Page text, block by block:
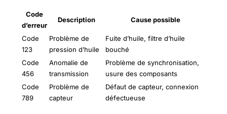
Code
d’erreur
Description Cause possible
Code
123
Problème de
pression d’huile
Fuite d’huile, filtre d’huile
bouché
Code
456
Anomalie de
transmission
Problème de synchronisation,
usure des composants
Code
789
Problème de
capteur
Défaut de capteur, connexion
défectueuse